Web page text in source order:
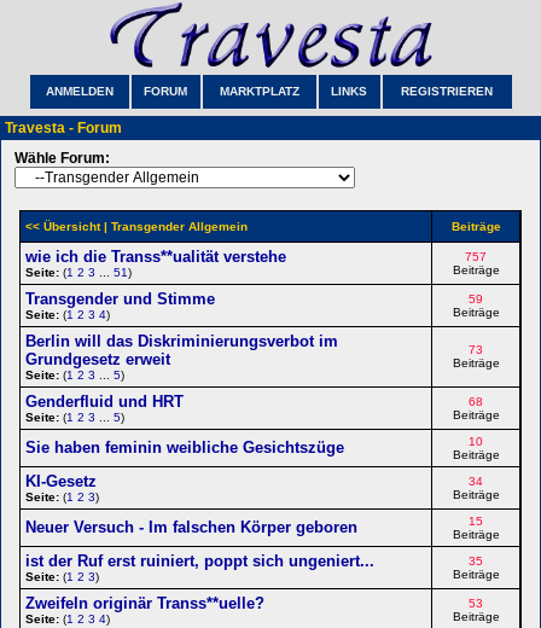
ANMELDEN FORUM MARKTPLATZ LINKS REGISTRIEREN
Travesta - Forum
Wähle Forum:
<< Übersicht| Transgender Allgemein Beiträge
wie ich die Transs**ualität verstehe
Seite: (1 2 3 51)
757
Beiträge
Transgender und Stimme
Seite: (1 2 3 4)
59
Beiträge
Berlin will das Diskriminierungsverbot im
Grundgesetz erweit
Seite: (1 2 3 5)
73
Beiträge
Genderfluid und HRT
Seite: (1 2 3 5)
68
Beiträge
Sie haben feminin weibliche Gesichtszüge
10
Beiträge
KI-Gesetz
Seite: (1 2 3)
34
Beiträge
Neuer Versuch - Im falschen Körper geboren
15
Beiträge
ist der Ruf erst ruiniert, poppt sich ungeniert...
Seite: (1 2 3)
35
Beiträge
Zweifeln originär Transs**uelle?
Seite: (1 2 3 4)
53
Beiträge